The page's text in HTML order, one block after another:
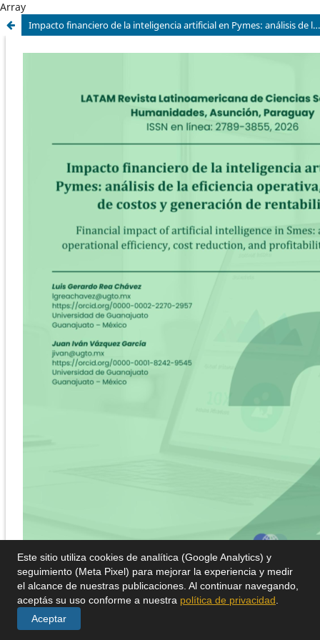
Array
Impacto financiero de la inteligencia artificial en Pymes: análisis de la eficiencia operativa, reducción de costos y generación de rentabilidad
Este sitio utiliza cookies de analítica (Google Analytics) y
seguimiento (Meta Pixel) para mejorar la experiencia y medir
el alcance de nuestras publicaciones. Al continuar navegando,
aceptás su uso conforme a nuestra política de privacidad
Aceptar